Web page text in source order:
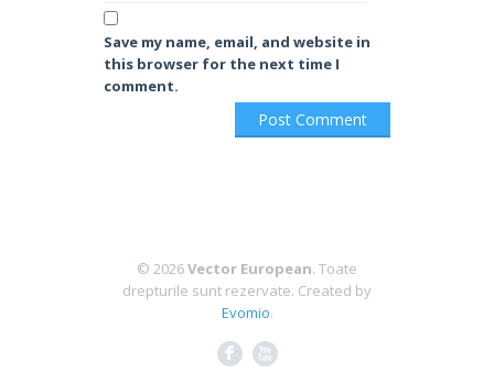
Save my name, email, and website in
this browser for the next time I
comment.
© 2026Vector European. Toate
drepturile sunt rezervate. Created by
Evomio.
F X